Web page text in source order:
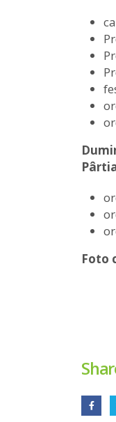
Foto